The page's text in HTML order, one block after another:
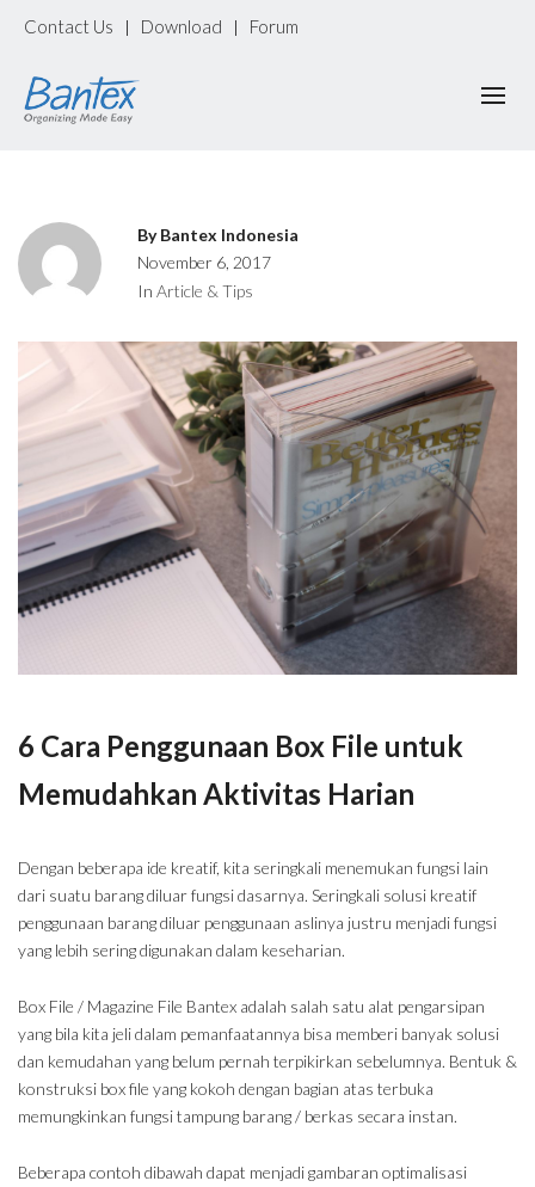
Contact Us | Download | Forum
ByBantex Indonesia
November 6, 2017
In Article & Tips
6 Cara Penggunaan Box File untuk
Memudahkan Aktivitas Harian
Dengan beberapa ide kreatif, kita seringkali menemukan fungsi lain
dari suatu barang diluar fungsi dasarnya. Seringkali solusi kreatif
penggunaan barang diluar penggunaan aslinya justru menjadi fungsi
yang lebih sering digunakan dalam keseharian.
Box File / Magazine File Bantex adalah salah satu alat pengarsipan
yang bila kita jeli dalam pemanfaatannya bisa memberi banyak solusi
dan kemudahan yang belum pernah terpikirkan sebelumnya. Bentuk &
konstruksi box file yang kokoh dengan bagian atas terbuka
memungkinkan fungsi tampung barang / berkas secara instan.
Beberapa contoh dibawah dapat menjadi gambaran optimalisasi